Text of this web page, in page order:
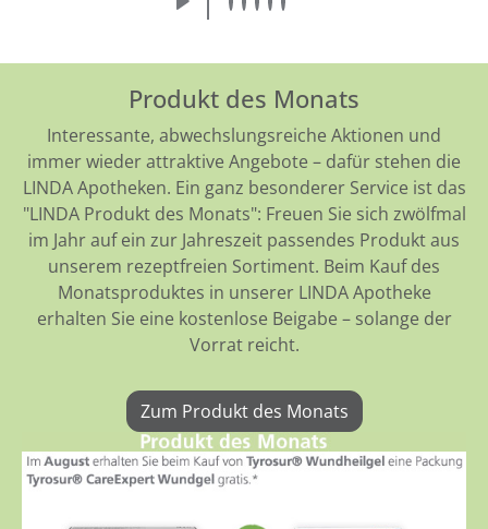
Produkt des Monats
Interessante, abwechslungsreiche Aktionen und
immer wieder attraktive Angebote – dafür stehen die
LINDA Apotheken. Ein ganz besonderer Service ist das
"LINDA Produkt des Monats": Freuen Sie sich zwölfmal
im Jahr auf ein zur Jahreszeit passendes Produkt aus
unserem rezeptfreien Sortiment. Beim Kauf des
Monatsproduktes in unserer LINDA Apotheke
erhalten Sie eine kostenlose Beigabe – solange der
Vorrat reicht.
Zum Produkt des Monats